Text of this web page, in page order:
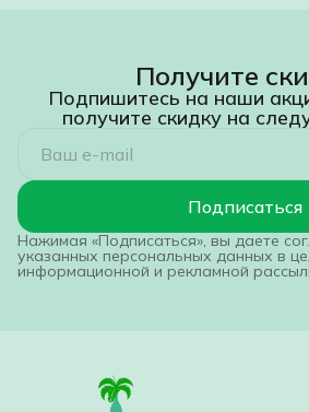
Получите
Подпишитесь на наши
получите скидку на
Подписаться
Нажимая «Подписаться», вы даете
указанных персональных данных в
информационной и рекламной